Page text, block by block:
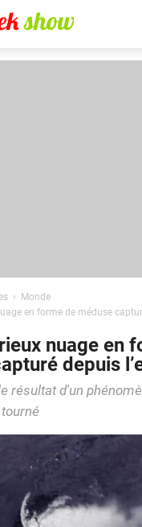
Monde
en forme de méduse
nuage en
depuis
résultat d'un